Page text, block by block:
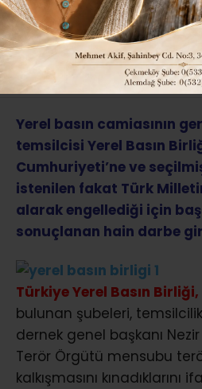
Giriş: 23-07-2016 00:25
Yerel basın camiasının
temsilcisi Yerel Basın
Cumhuriyeti’ne ve
istenilen fakat Türk
alarak engellediği için
sonuçlanan hain darbe
Türkiye Yerel Basın Birliği,
bulunan şubeleri,
dernek genel başkanı
Terör Örgütü mensubu
kalkışmasını kınadıklarını